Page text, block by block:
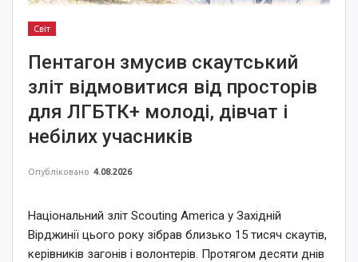
Світ
Пентагон змусив скаутський
зліт відмовитися від просторів
для ЛГБТК+ молоді, дівчат і
небілих учасників
Опубліковано 4.08.2026
Національний зліт Scouting America у Західній
Вірджинії цього року зібрав близько 15 тисяч скаутів,
керівників загонів і волонтерів. Протягом десяти днів